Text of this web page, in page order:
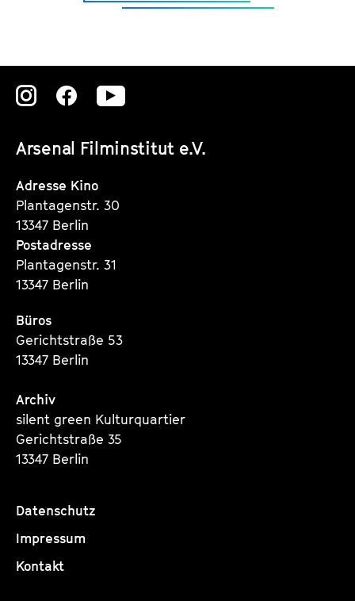
Arsenal Filminstitut e.V.
Zu
Instagram
Seite
Zu
Instagram
Seite
Zu
Instagram
Adresse Kino
Plantagenstr. 30
13347 Berlin
Postadresse
Plantagenstr. 31
13347 Berlin
Büros
Gerichtstraße 53
13347 Berlin
Archiv
silent green Kulturquartier
Gerichtstraße 35
13347 Berlin
Datenschutz
Impressum
Kontakt